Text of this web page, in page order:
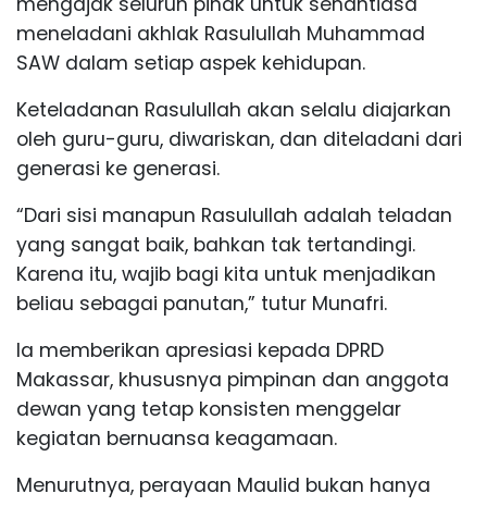
meneladani akhlak Rasulullah Muhammad
SAW dalam setiap aspek kehidupan.
Keteladanan Rasulullah akan selalu diajarkan
oleh guru-guru, diwariskan, dan diteladani dari
generasi ke generasi.
“Dari sisi manapun Rasulullah adalah teladan
yang sangat baik, bahkan tak tertandingi.
Karena itu, wajib bagi kita untuk menjadikan
beliau sebagai panutan,” tutur Munafri.
Ia memberikan apresiasi kepada DPRD
Makassar, khususnya pimpinan dan anggota
dewan yang tetap konsisten menggelar
kegiatan bernuansa keagamaan.
Menurutnya, perayaan Maulid bukan hanya